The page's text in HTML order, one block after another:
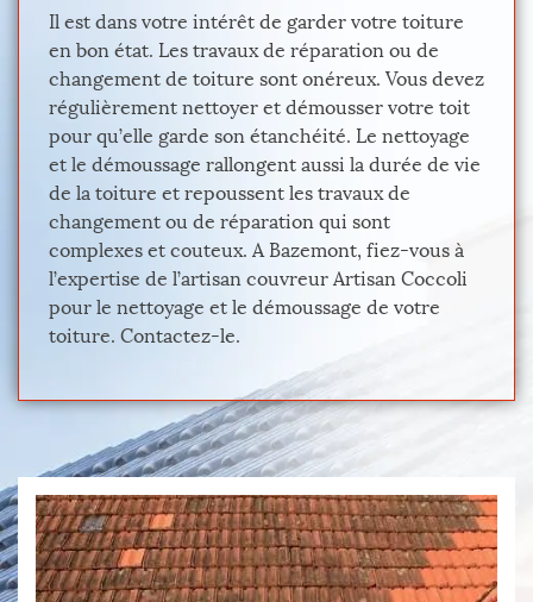
Il est dans votre intérêt de garder votre toiture
en bon état. Les travaux de réparation ou de
changement de toiture sont onéreux. Vous devez
régulièrement nettoyer et démousser votre toit
pour qu’elle garde son étanchéité. Le nettoyage
et le démoussage rallongent aussi la durée de vie
de la toiture et repoussent les travaux de
changement ou de réparation qui sont
complexes et couteux. A Bazemont, fiez-vous à
l’expertise de l’artisan couvreur Artisan Coccoli
pour le nettoyage et le démoussage de votre
toiture. Contactez-le.